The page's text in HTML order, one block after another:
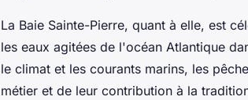
La Baie Sainte-Pierre, quant à elle, est
les eaux agitées de l'océan Atlantique
le climat et les courants marins, les
métier et de leur contribution à la